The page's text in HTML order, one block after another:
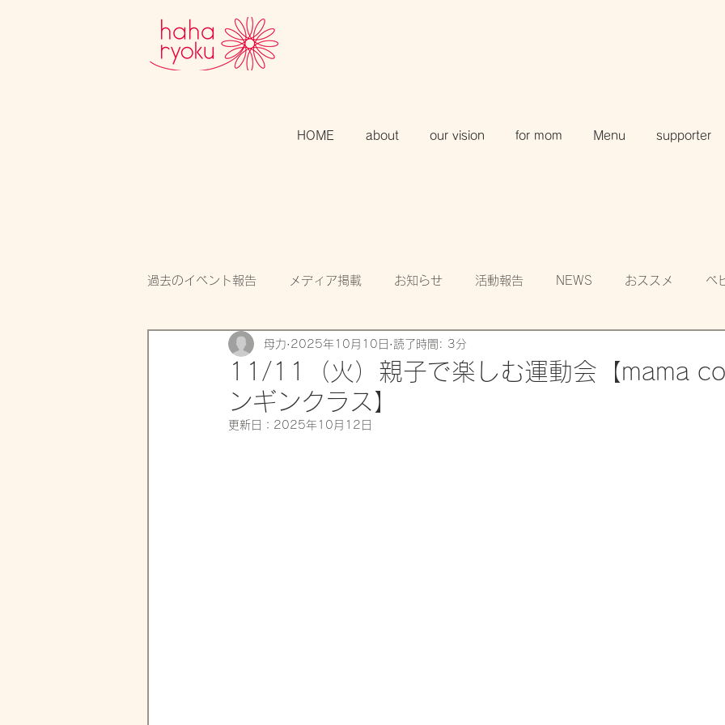
HOME about our vision for mom Menu supporter
過去のイベント報告 メディア掲載 お知らせ 活動報告 NEWS おススメ ベ
スタッフのつぶやき 開催告知 賛助会員
11/11（火）親子で楽しむ運動会【mama
ンギンクラス】
母力 2025年10月10日 読了時間: 3分
更新日： 2025年10月12日